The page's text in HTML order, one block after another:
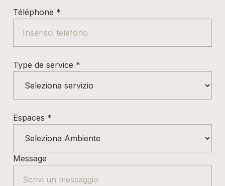
Téléphone *
Type de service *
Espaces *
Message